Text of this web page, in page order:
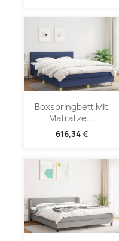
Boxspringbett Mit
Matratze...
616,34 €